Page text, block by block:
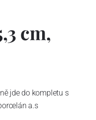
cm,
jde do kompletu s
a.s